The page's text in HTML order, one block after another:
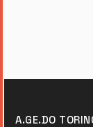
A.GE.DO